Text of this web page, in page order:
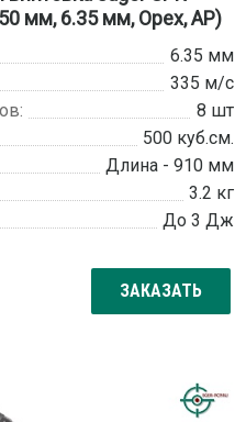
мм, 6.35 мм, Орех, AP)
6.35 мм
335 м/с
8 шт
500 куб.см.
Длина - 910 мм
3.2 кг
До 3 Дж
ЗАКАЗАТЬ